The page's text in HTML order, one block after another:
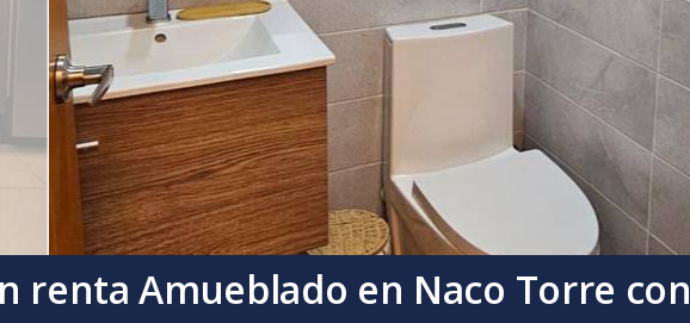
renta Amueblado en Naco Torre con